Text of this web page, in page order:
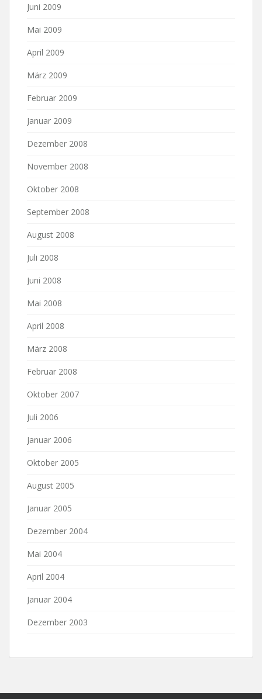
Juni 2009
Mai 2009
April 2009
März 2009
Februar 2009
Januar 2009
Dezember 2008
November 2008
Oktober 2008
September 2008
August 2008
Juli 2008
Juni 2008
Mai 2008
April 2008
März 2008
Februar 2008
Oktober 2007
Juli 2006
Januar 2006
Oktober 2005
August 2005
Januar 2005
Dezember 2004
Mai 2004
April 2004
Januar 2004
Dezember 2003